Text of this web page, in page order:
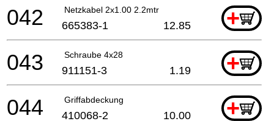
Netzkabel 2x1.00 2.2mtr +
042 665383-1 12.85
Schraube 4x28 +
043 911151-3 1.19
Griffabdeckung +
044 410068-2 10.00